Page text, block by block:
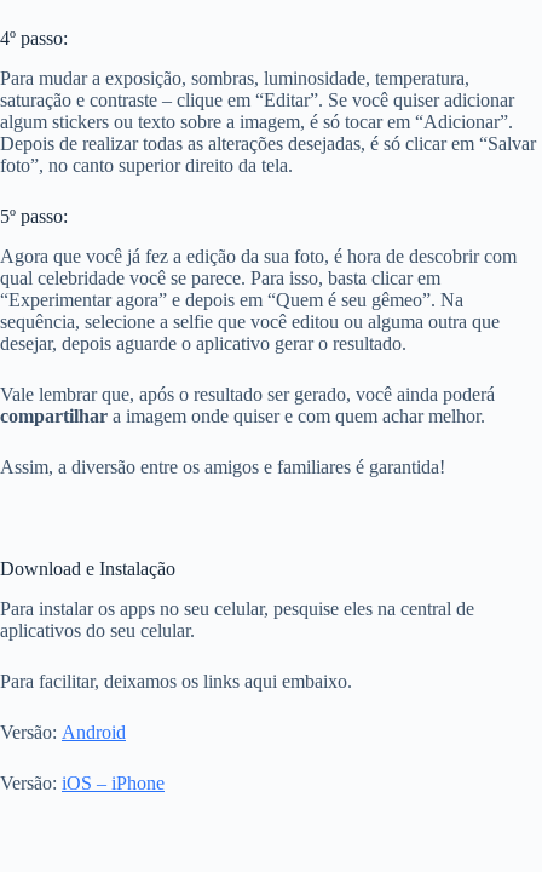
4º passo:
Para mudar a exposição, sombras, luminosidade, temperatura,
saturação e contraste – clique em “Editar”. Se você quiser adicionar
algum stickers ou texto sobre a imagem, é só tocar em “Adicionar”.
Depois de realizar todas as alterações desejadas, é só clicar em “Salvar
foto”, no canto superior direito da tela.
5º passo:
Agora que você já fez a edição da sua foto, é hora de descobrir com
qual celebridade você se parece. Para isso, basta clicar em
“Experimentar agora” e depois em “Quem é seu gêmeo”. Na
sequência, selecione a selfie que você editou ou alguma outra que
desejar, depois aguarde o aplicativo gerar o resultado.
Vale lembrar que, após o resultado ser gerado, você ainda poderá
compartilhar a imagem onde quiser e com quem achar melhor.
Assim, a diversão entre os amigos e familiares é garantida!
Download e Instalação
Para instalar os apps no seu celular, pesquise eles na central de
aplicativos do seu celular.
Para facilitar, deixamos os links aqui embaixo.
Versão: Android
Versão: iOS – iPhone